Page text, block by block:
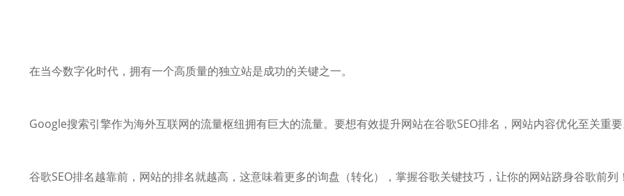
在当今数字化时代，拥有一个高质量的独立站是成功的关键之一。
Google搜索引擎作为海外互联网的流量枢纽拥有巨大的流量。要想有效提升网站在谷歌SEO排名，网站内容优化至关重
谷歌SEO排名越靠前，网站的排名就越高，这意味着更多的询盘（转化），掌握谷歌关键技巧，让你的网站跻身谷歌前列